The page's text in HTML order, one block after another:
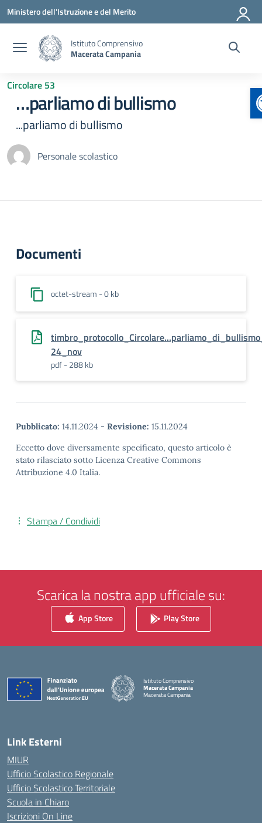
Vai ai contenuti
Vai al menu di navigazione
Vai al footer
Ministero dell'Istruzione e del Merito
Istituto Comprensivo
Macerata Campania
Circolare 53
…parliamo di bullismo
...parliamo di bullismo
Personale scolastico
Documenti
octet-stream - 0 kb
24_nov
pdf - 288 kb
Pubblicato: 14.11.2024 - Revisione: 15.11.2024
Eccetto dove diversamente specificato, questo articolo è
stato rilasciato sotto Licenza Creative Commons
Attribuzione 4.0 Italia.
Stampa / Condividi
Scarica la nostra app ufficiale su:
App Store Play Store
Istituto Comprensivo
Macerata Campania
Macerata Campania
Link Esterni
MIUR
Ufficio Scolastico Regionale
Ufficio Scolastico Territoriale
Scuola in Chiaro
Iscrizioni On Line